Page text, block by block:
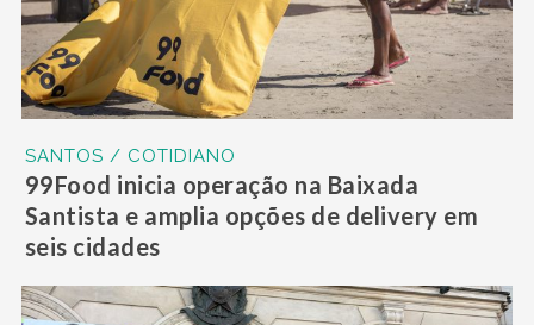
SANTOS / COTIDIANO
99Food inicia operação na Baixada
Santista e amplia opções de delivery em
seis cidades